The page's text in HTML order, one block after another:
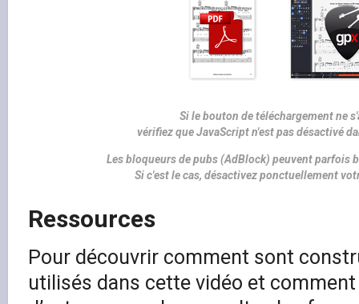
Si le bouton de téléchargement ne
vérifiez que JavaScript n'est pas désactivé
Les bloqueurs de pubs (AdBlock) peuvent parfois
Si c'est le cas, désactivez ponctuellement
Ressources
Pour découvrir comment sont
utilisés dans cette vidéo et